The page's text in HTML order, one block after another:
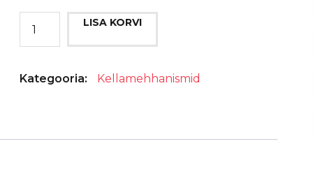
Kellamehhanism
kujuliste
6.
LISA KORVI
Kategooria: Kellamehhanismid